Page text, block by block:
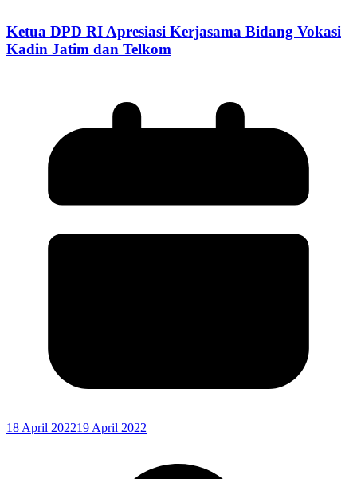
Ketua DPD RI Apresiasi Kerjasama Bidang Vokasi
Kadin Jatim dan Telkom
18 April 202219 April 2022